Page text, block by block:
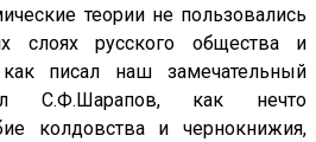
теории не пользовались
слоях русского общества и
писал наш замечательный
С.Ф.Шарапов, как нечто
колдовства и чернокнижия,